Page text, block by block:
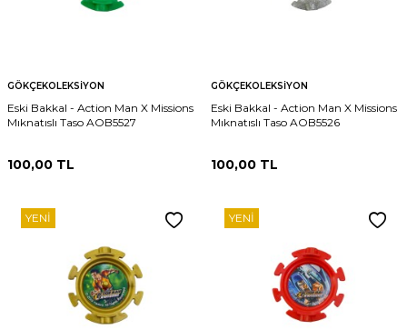
GÖKÇEKOLEKSIYON
Eski Bakkal - Action Man X Missions
Mıknatıslı Taso AOB5527
100,00 TL
GÖKÇEKOLEKSIYON
Eski Bakkal - Action Man X Missions
Mıknatıslı Taso AOB5526
100,00 TL
YENI YENI